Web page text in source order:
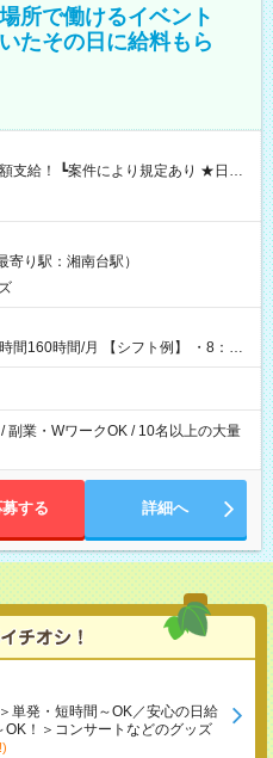
所で働けるイベント
たその日に給料もら
たその日に現金GET♪ お仕事後はコ
せます！ 【試用期間】試
り駅：湘南台駅）
【シフト例】 ・8：00
副業・WワークOK / 10名以上の大量
募する 詳細へ
単発・短時間～OK／安心の日給
！＞コンサートなどのグッズ